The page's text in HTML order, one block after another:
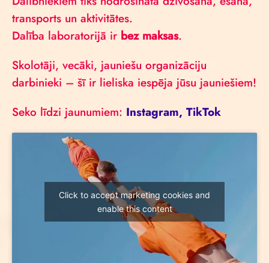
transports un aktivitātes.
Dalība laboratorijā ir bez maksas.
Skolotāji, vecāki, jauniešu organizāciju
darbinieki – šī ir lieliska iespēja jūsu jauniešiem!
Seko līdzi jaunumiem: Instagram, TikTok
Click to accept marketing cookies and
enable this content